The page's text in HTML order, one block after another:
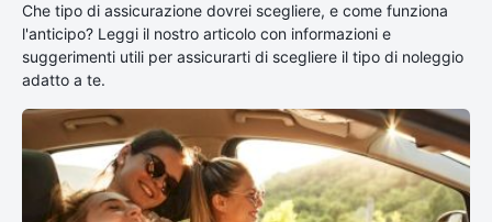
Che tipo di assicurazione dovrei scegliere, e come funziona
l'anticipo? Leggi il nostro articolo con informazioni e
suggerimenti utili per assicurarti di scegliere il tipo di noleggio
adatto a te.